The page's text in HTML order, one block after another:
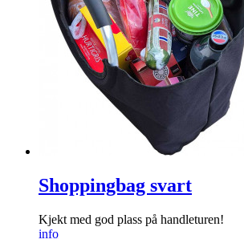
Shoppingbag svart
Kjekt med god plass på handleturen!
info